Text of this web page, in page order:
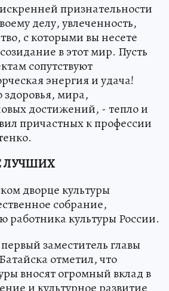
признательности
делу, увлеченность,
с которыми вы несете
в этот мир. Пусть
сопутствуют
энергия и удача!
мира,
достижений, - тепло и
причастных к профессии
ЛУЧШИХ
дворце культуры
собрание,
культуры России.
заместитель главы
отметил, что
вносят огромный вклад в